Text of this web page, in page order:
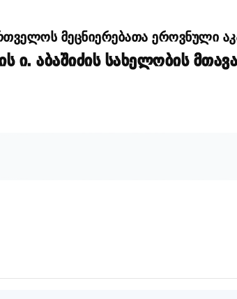
მეცნიერებათა ეროვნული
ი. აბაშიძის სახელობის